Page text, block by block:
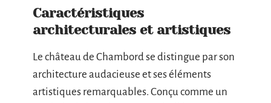
Caractéristiques
architecturales et artistiques
Le château de Chambord se distingue par son
architecture audacieuse et ses éléments
artistiques remarquables. Conçu comme un